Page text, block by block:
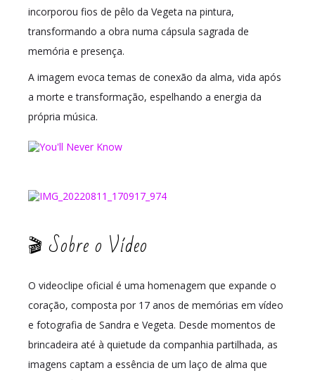
incorporou fios de pêlo da Vegeta na pintura,
transformando a obra numa cápsula sagrada de
memória e presença.
A imagem evoca temas de conexão da alma, vida após
a morte e transformação, espelhando a energia da
própria música.
🎬 Sobre o Vídeo
O videoclipe oficial é uma homenagem que expande o
coração, composta por 17 anos de memórias em vídeo
e fotografia de Sandra e Vegeta. Desde momentos de
brincadeira até à quietude da companhia partilhada, as
imagens captam a essência de um laço de alma que